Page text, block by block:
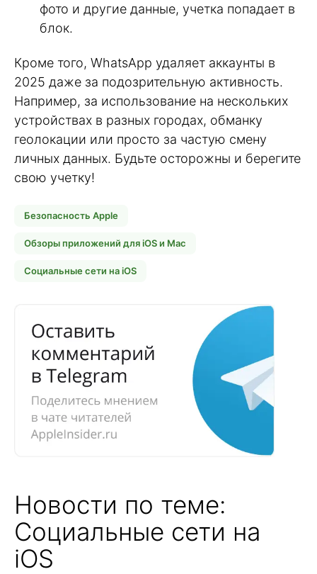
фото и другие данные, учетка попадает в
блок.
Кроме того, WhatsApp удаляет аккаунты в
2025 даже за подозрительную активность.
Например, за использование на нескольких
устройствах в разных городах, обманку
геолокации или просто за частую смену
личных данных. Будьте осторожны и берегите
свою учетку!
Безопасность Apple
Обзоры приложений для iOS и Mac
Социальные сети на iOS
Новости по теме:
Социальные сети на
iOS